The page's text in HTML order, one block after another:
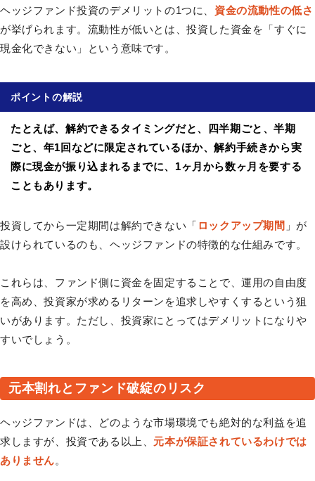
ヘッジファンド投資のデメリットの1つに、 資金の流動性の低さ
が挙げられます。流動性が低いとは、投資した資金を「すぐに
現金化できない」という意味です。
ポイントの解説
たとえば、解約できるタイミングだと、四半期ごと、半期
ごと、年1回などに限定されているほか、解約手続きから実
際に現金が振り込まれるまでに、1ヶ月から数ヶ月を要する
こともあります。
投資してから一定期間は解約できない「 ロックアップ期間 」が
設けられているのも、ヘッジファンドの特徴的な仕組みです。
これらは、ファンド側に資金を固定することで、運用の自由度
を高め、投資家が求めるリターンを追求しやすくするという狙
いがあります。ただし、投資家にとってはデメリットになりや
すいでしょう。
元本割れとファンド破綻のリスク
ヘッジファンドは、どのような市場環境でも絶対的な利益を追
求しますが、投資である以上、 元本が保証されているわけでは
ありません。